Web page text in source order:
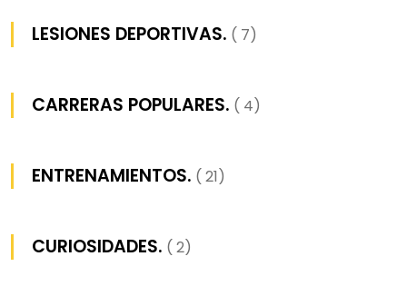
LESIONES DEPORTIVAS. ( 7)
CARRERAS POPULARES. ( 4)
ENTRENAMIENTOS. ( 21)
CURIOSIDADES. ( 2)